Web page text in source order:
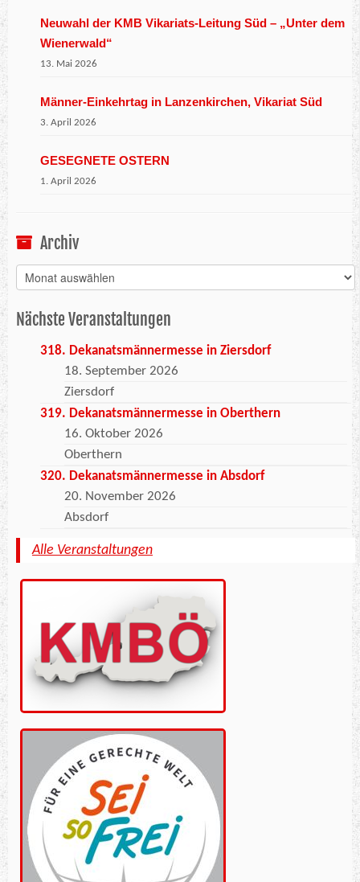
Neuwahl der KMB Vikariats-Leitung Süd – „Unter dem
Wienerwald“
13. Mai 2026
Männer-Einkehrtag in Lanzenkirchen, Vikariat Süd
3. April 2026
GESEGNETE OSTERN
1. April 2026
Archiv
Archiv
Nächste Veranstaltungen
318. Dekanatsmännermesse in Ziersdorf
18. September 2026
Ziersdorf
319. Dekanatsmännermesse in Oberthern
16. Oktober 2026
Oberthern
320. Dekanatsmännermesse in Absdorf
20. November 2026
Absdorf
Alle Veranstaltungen